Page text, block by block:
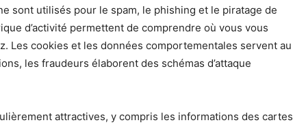
sont utilisés pour le spam, le phishing et le piratage de
d’activité permettent de comprendre où vous vous
Les cookies et les données comportementales servent au
les fraudeurs élaborent des schémas d’attaque
attractives, y compris les informations des cartes